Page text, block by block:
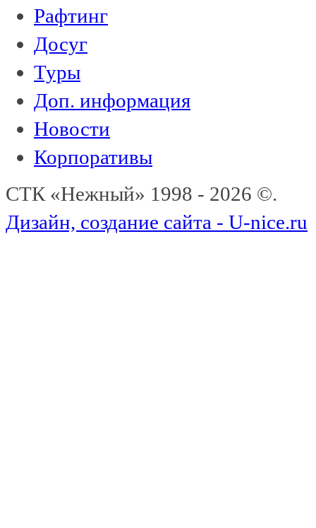
Рафтинг
Досуг
Туры
Доп. информация
Новости
Корпоративы
СТК «Нежный» 1998 - 2026 ©.
Дизайн, создание сайта - U-nice.ru